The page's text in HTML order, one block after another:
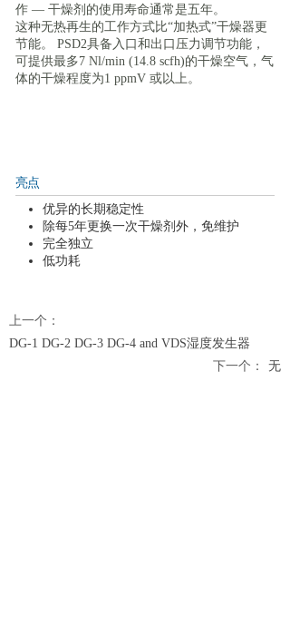
作 — 干燥剂的使用寿命通常是五年。
这种无热再生的工作方式比“加热式”干燥器更
节能。 PSD2具备入口和出口压力调节功能，
可提供最多7 Nl/min (14.8 scfh)的干燥空气，气
体的干燥程度为1 ppmV 或以上。
亮点
优异的长期稳定性
除每5年更换一次干燥剂外，免维护
完全独立
低功耗
上一个：
DG-1 DG-2 DG-3 DG-4 and VDS湿度发生器
下一个：
无